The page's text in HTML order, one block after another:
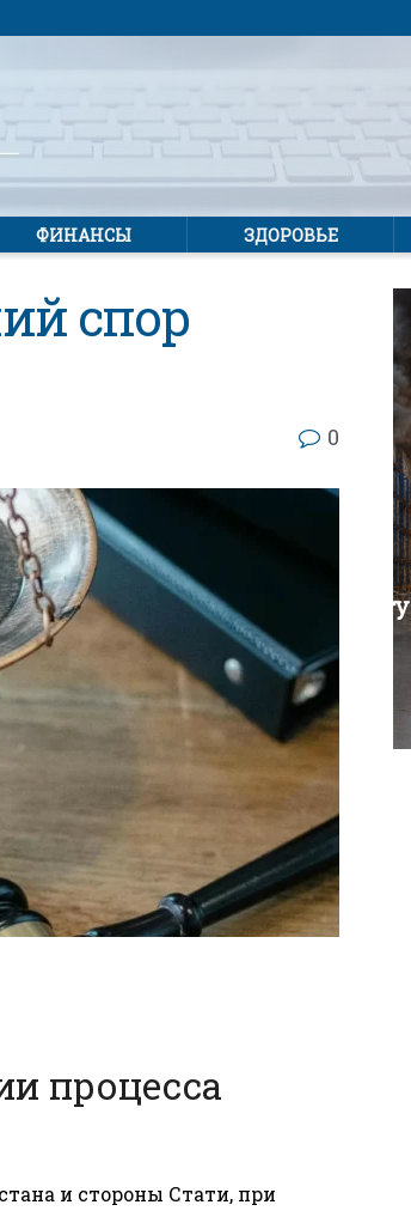
ФИНАНСЫ ЗДОРОВЬЕ
спор
0
процесса
и стороны Стати, при
БИЗНЕС
Wildberries начал охоту
за складами в
Казахстане
29.07.2026